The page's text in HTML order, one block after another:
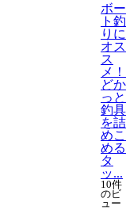
ボー
ト釣
りに
オス
ス
メ！
どか
っと
釣具
を詰
めこ
める
タ
ッ...
10件
のビ
ュー